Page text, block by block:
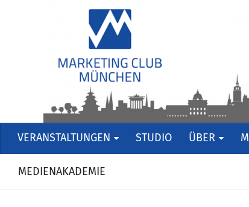
VERANSTALTUNGEN STUDIO ÜBER
MEDIENAKADEMIE